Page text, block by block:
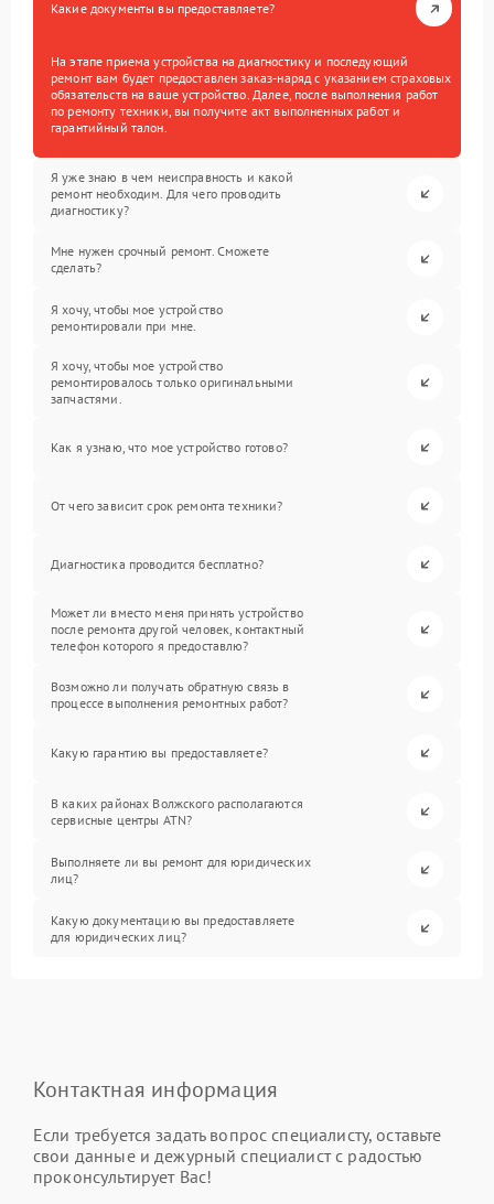
Какие документы вы предоставляете?
На этапе приема устройства на диагностику и последующий
ремонт вам будет предоставлен заказ-наряд с указанием страховых
обязательств на ваше устройство. Далее, после выполнения работ
по ремонту техники, вы получите акт выполненных работ и
гарантийный талон.
Я уже знаю в чем неисправность и какой
ремонт необходим. Для чего проводить
диагностику?
Мне нужен срочный ремонт. Сможете
сделать?
Я хочу, чтобы мое устройство
ремонтировали при мне.
Я хочу, чтобы мое устройство
ремонтировалось только оригинальными
запчастями.
Как я узнаю, что мое устройство готово?
От чего зависит срок ремонта техники?
Диагностика проводится бесплатно?
Может ли вместо меня принять устройство
после ремонта другой человек, контактный
телефон которого я предоставлю?
Возможно ли получать обратную связь в
процессе выполнения ремонтных работ?
Какую гарантию вы предоставляете?
В каких районах Волжского располагаются
сервисные центры ATN?
Выполняете ли вы ремонт для юридических
лиц?
Какую документацию вы предоставляете
для юридических лиц?
Контактная информация
Если требуется задать вопрос специалисту, оставьте
свои данные и дежурный специалист с радостью
проконсультирует Вас!